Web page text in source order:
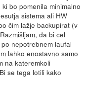
bo pomenila minimalno
sistema ali HW
čim lažje backupirat (v
da bi cel
nepotrebnem laufal
lahko enostavno samo
na kateremkoli
se tega lotili kako